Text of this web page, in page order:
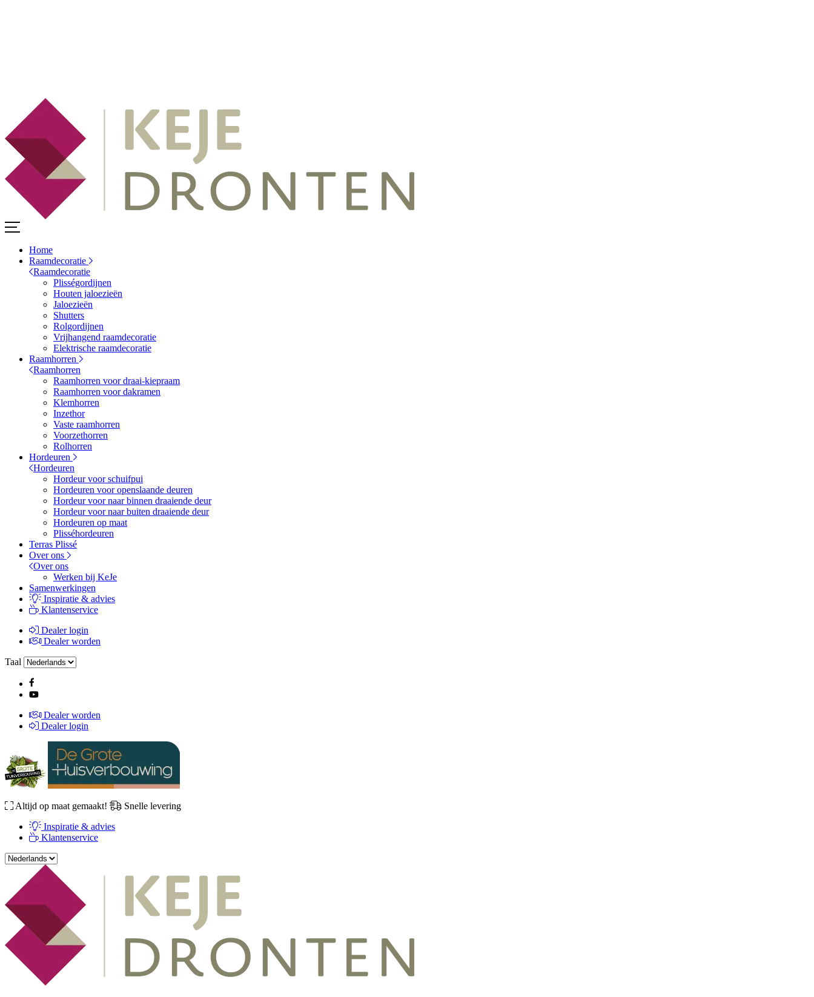
Home
Raamdecoratie
Raamdecoratie
Plisségordijnen
Houten jaloezieën
Jaloezieën
Shutters
Rolgordijnen
Vrijhangend raamdecoratie
Elektrische raamdecoratie
Raamhorren
Raamhorren
Raamhorren voor draai-kiepraam
Raamhorren voor dakramen
Klemhorren
Inzethor
Vaste raamhorren
Voorzethorren
Rolhorren
Hordeuren
Hordeuren
Hordeur voor schuifpui
Hordeuren voor openslaande deuren
Hordeur voor naar binnen draaiende deur
Hordeur voor naar buiten draaiende deur
Hordeuren op maat
Plisséhordeuren
Terras Plissé
Over ons
Over ons
Werken bij KeJe
Samenwerkingen
Inspiratie & advies
Klantenservice
Dealer login
Dealer worden
Taal
Dealer worden
Dealer login
Altijd op maat gemaakt!
Snelle levering
Inspiratie & advies
Klantenservice